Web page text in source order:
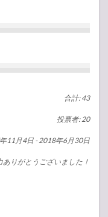
合計: 43
投票者: 20
11月4日 -2018年6月30日
りがとうございました！